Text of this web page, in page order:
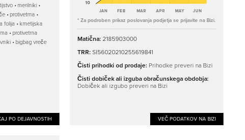
merilniki
protivetrna
folija
kmetijska
protivetrna
bigbag vreče
PO DEJAVNOSTIH
* Za podroben prikaz poslovanja podjetja se prijavite na Bizi.
Matična:2185903000
TRR:SI56020210255619841
Čisti prihodki od prodaje: Prihodke preveri na Bizi
Čisti dobiček ali izguba obračunskega obdobja:
Dobiček ali izgubo preveri na Bizi
VEČ PODATKOV NA BIZI